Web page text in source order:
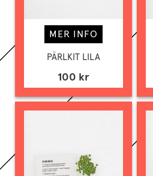
MER INFO
PÄRLKIT LILA
100 kr